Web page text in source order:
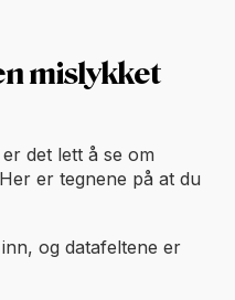
mislykket
det lett å se om
er tegnene på at du
og datafeltene er